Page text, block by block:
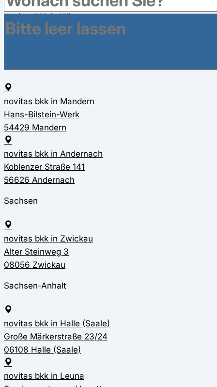
novitas bkk in Witten
Marktstraße 2
novitas bkk in Mandern
Hans-Bilstein-Werk
54429 Mandern
novitas bkk in Andernach
Koblenzer Straße 141
56626 Andernach
Sachsen
novitas bkk in Zwickau
Alter Steinweg 3
08056 Zwickau
Sachsen-Anhalt
novitas bkk in Halle (Saale)
Große Märkerstraße 23/24
06108 Halle (Saale)
novitas bkk in Leuna